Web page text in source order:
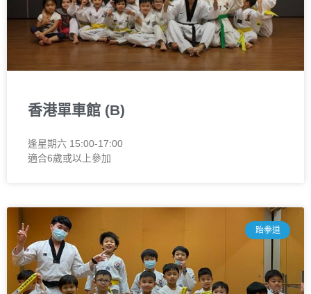
香港單車館 (B)
逢星期六 15:00-17:00
適合6歲或以上參加
跆拳道